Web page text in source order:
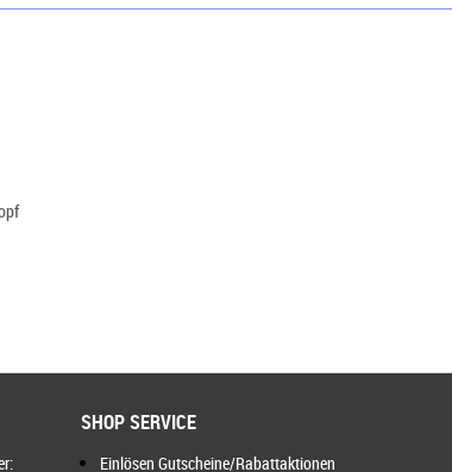
SHOP SERVICE
Einlösen Gutscheine/Rabattaktionen